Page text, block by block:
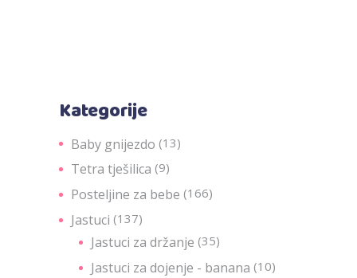
Kategorije
Baby gnijezdo (13)
Tetra tješilica (9)
Posteljine za bebe (166)
Jastuci (137)
Jastuci za držanje (35)
Jastuci za dojenje - banana (10)